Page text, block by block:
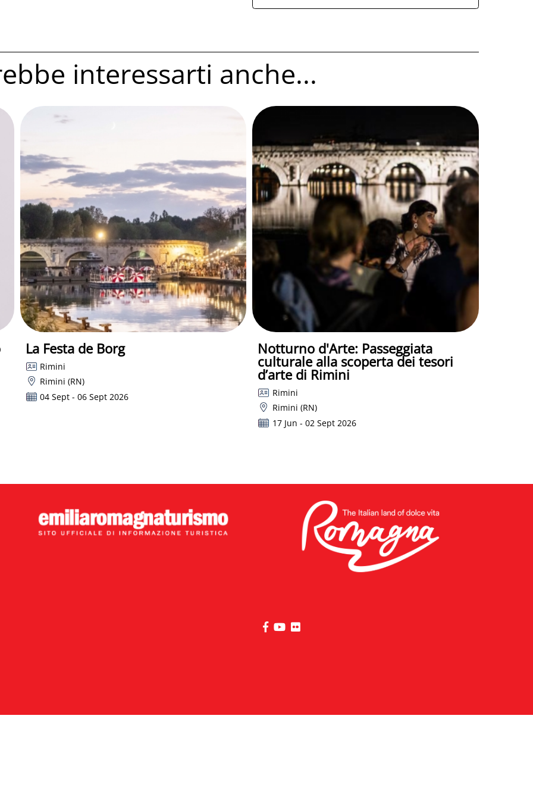
interessarti anche...
La Festa de Borg
Rimini
Rimini (RN)
04 Sept - 06 Sept 2026
Notturno d'Arte: Passeggiata
culturale alla scoperta dei tesori
d’arte di Rimini
Rimini
Rimini (RN)
17 Jun - 02 Sept 2026
visita la pagina Facebook di Riviera di Rimini
visita la pagina YouTube di Riviera di Rimini
visita la pagina Flickr di Riviera di Rimini